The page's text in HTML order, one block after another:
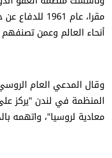
اقتصاد
العالم
ثقافة وفنون
فصل من كتاب
مقرا، عام
أنحاء العالم وعمن
وقال المدعي العام
المنظمة في لندن "يركز
معادية لروسيا"، واتهمه